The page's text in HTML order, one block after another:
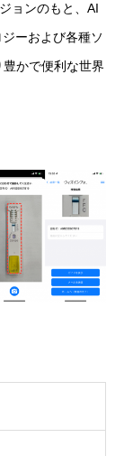
ョンのもと、AI
ーおよび各種ソ
かで便利な世界